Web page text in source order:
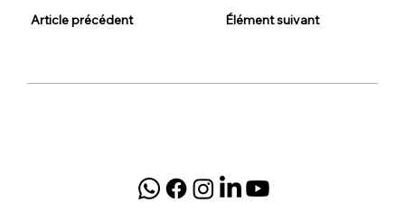
Article précédent Élément suivant